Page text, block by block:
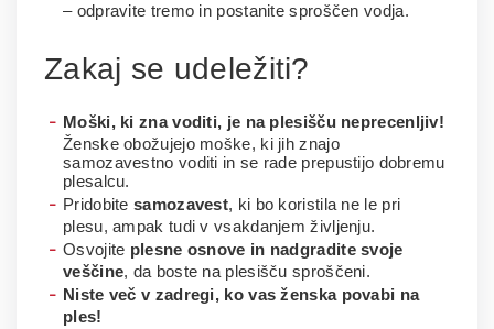
– odpravite tremo in postanite sproščen vodja.
Zakaj se udeležiti?
Moški, ki zna voditi, je na plesišču neprecenljiv!
Ženske obožujejo moške, ki jih znajo
samozavestno voditi in se rade prepustijo dobremu
plesalcu.
Pridobite samozavest, ki bo koristila ne le pri
plesu, ampak tudi v vsakdanjem življenju.
Osvojite plesne osnove in nadgradite svoje
veščine, da boste na plesišču sproščeni.
Niste več v zadregi, ko vas ženska povabi na
ples!